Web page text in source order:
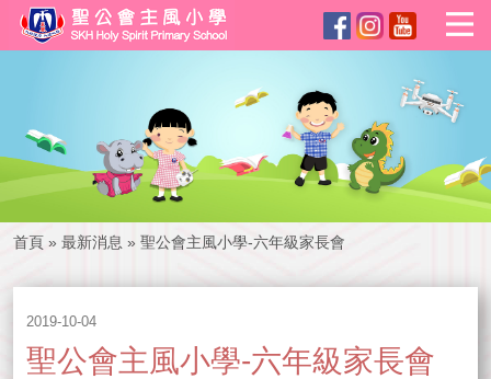
首頁 » 最新消息 » 聖公會主風小學-六年級家長會
2019-10-04
聖公會主風小學-六年級家長會